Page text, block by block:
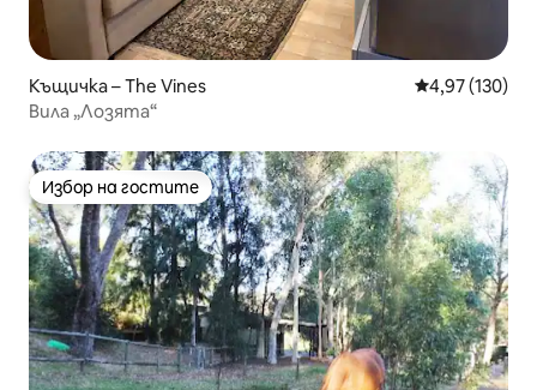
Къщичка – The Vines Средна
4,97 (130)
Вила „Лозята“
Избор на гостите
Избор на гостите